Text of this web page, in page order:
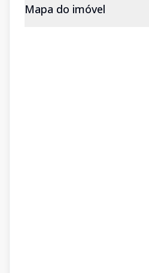
Mapa do imóvel